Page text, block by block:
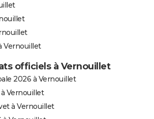
Vernouillet
officiels à Vernouillet
2026 à Vernouillet
Vernouillet
à Vernouillet